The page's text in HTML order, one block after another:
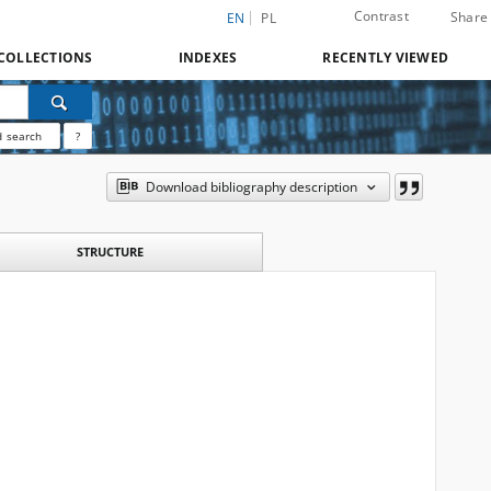
EN PL Contrast Share
INDEXES RECENTLY VIEWED
search ?
Download bibliography description
STRUCTURE